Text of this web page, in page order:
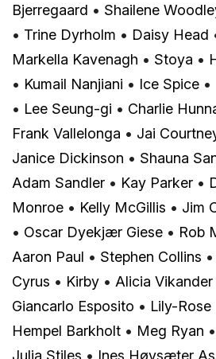
Bjerregaard • Shailene
• Trine Dyrholm • Daisy Head
Markella Kavenagh • Stoya •
• Kumail Nanjiani • Ice Spice •
• Lee Seung-gi • Charlie
Frank Vallelonga • Jai
Janice Dickinson • Shauna
Adam Sandler • Kay Parker •
Monroe • Kelly McGillis • Jim
• Oscar Dyekjær Giese • Rob
Aaron Paul • Stephen Collins •
Cyrus • Kirby • Alicia Vikander
Giancarlo Esposito • Lily-Rose
Hempel Barkholt • Meg Ryan •
Julia Stiles • Ines Høysæter